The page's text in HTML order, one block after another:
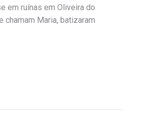
em ruínas em Oliveira do
chamam Maria, batizaram